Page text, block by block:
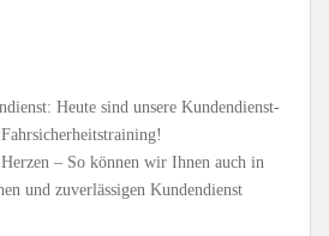
Heute sind unsere Kundendienst-
– So können wir Ihnen auch in
und zuverlässigen Kundendienst